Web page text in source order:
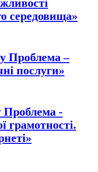
середовища»
Проблема –
послуги»
Проблема -
грамотності.